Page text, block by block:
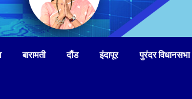
बारामती दौंड इंदापूर पुरंदर विधानसभा